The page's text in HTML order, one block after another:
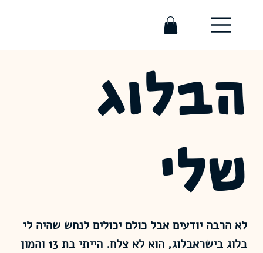
הבלוג
שלי
לא הרבה יודעים אבל כולם יכולים לנחש שהיה לי
בלוג בישראבלוג, הוא לא צלח. הייתי בת 13 והמון